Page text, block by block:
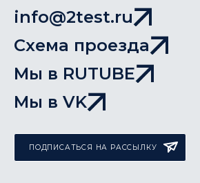
info@2test.ru
Схема проезда
Мы в RUTUBE
Мы в VK
ПОДПИСАТЬСЯ НА РАССЫЛКУ